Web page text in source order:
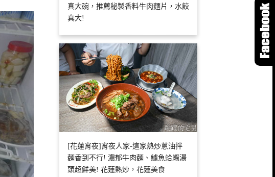
真大碗，推薦秘製香料牛肉麵片，水餃
真大!
[花蓮宵夜]宵夜人家-這家熱炒蔥油拌
麵香到不行! 濃郁牛肉麵、鱸魚蛤蠣湯
頭超鮮美! 花蓮熱炒，花蓮美食